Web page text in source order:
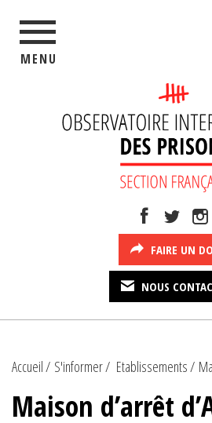
MENU
FAIRE UN
NOUS
Accueil S'informer Etablissements
Maison d’arrêt